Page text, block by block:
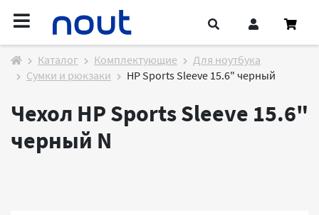
Каталог Комплектующие
Для ноутбука
Сумки и рюкзаки
HP Sports Sleeve 15.6" черный
Чехол HP Sports Sleeve 15.6"
черный N